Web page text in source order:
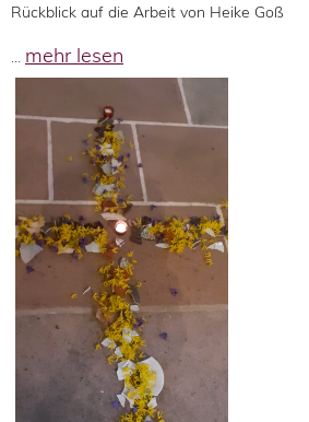
Rückblick auf die Arbeit von Heike Goß
mehr lesen